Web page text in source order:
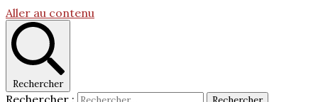
Aller au contenu
Rechercher
Rechercher :